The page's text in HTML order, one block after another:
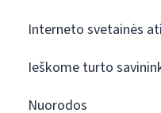
Interneto svetainės
Ieškome turto
Nuorodos